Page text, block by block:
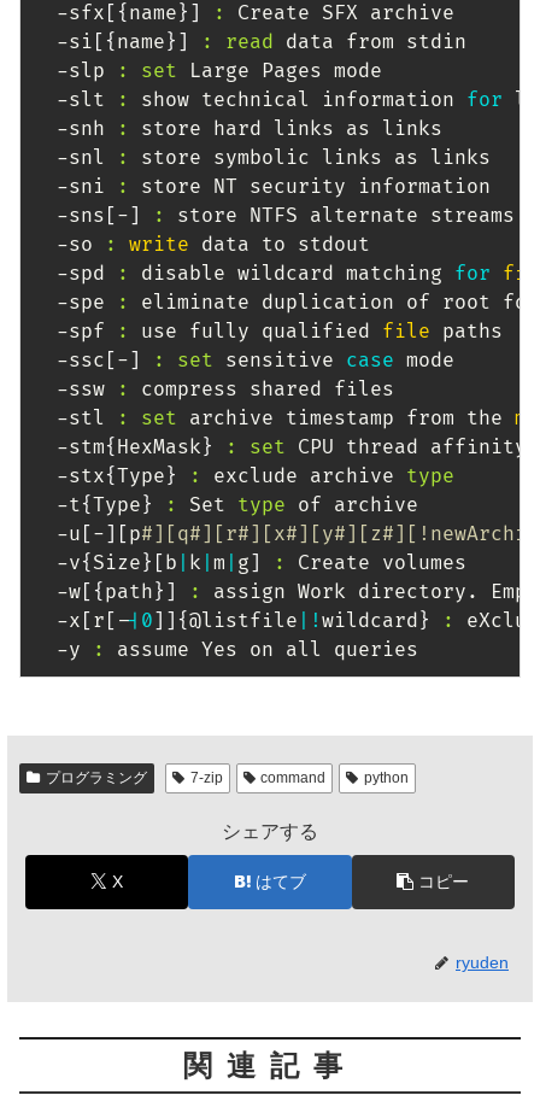
  -sfx
[ { name } ] :
Create SFX archive
  -si
[ { name } ] : read data from stdin
  -slp
: set Large Pages mode
  -slt
: show technical information for l
  -snh
:
store hard links as links
  -snl
:
store symbolic links as links
  -sni
:
store NT security information
  -sns
[-] :
store NTFS alternate streams
  -so
: write data to stdout
  -spd
: disable wildcard matching for
  -spe
:
eliminate duplication of root
  -spf
: use fully qualified file paths
  -ssc
[-] : set sensitive case mode
  -ssw
:
compress shared files
  -stl
: set archive timestamp from the
  -stm
{ HexMask } : set CPU thread affinity
  -stx
{Type } : exclude archive type
  -t
{Type } : Set type of archive
  -u
[-] [p
  -v
{ Size } [b k m g] :
Create volumes
  -w
[ { path } ] :
assign Work directory.
  -x
[r [ -| 0] ] {@listfile ! wildcard } :
  -y
: assume Yes on all queries
プログラミング 7-zip command python
シェアする
X はてブ コピー
ryuden
関連記事